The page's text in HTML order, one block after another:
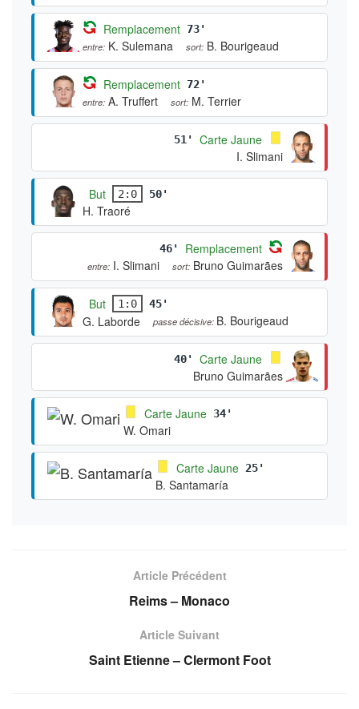
Remplacement 73'
entre: K. Sulemana sort: B. Bourigeaud
Remplacement 72'
entre: A. Truffert sort: M. Terrier
51'
Carte Jaune
I. Slimani
But 2:0 50'
H. Traoré
46' Remplacement
entre: I. Slimani sort: Bruno Guimarães
But 1:0 45'
G. Laborde passe décisive: B. Bourigeaud
40'
Carte Jaune
Bruno Guimarães
Carte Jaune 34'
W. Omari
Carte Jaune 25'
B. Santamaría
Article Précédent
Reims – Monaco
Article Suivant
Saint Etienne – Clermont Foot